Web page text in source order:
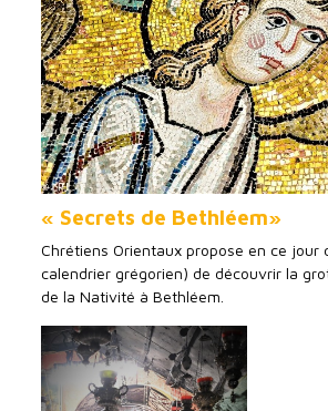
« Secrets de Bethléem»
Chrétiens Orientaux propose en ce jour
calendrier grégorien) de découvrir la
de la Nativité à Bethléem.